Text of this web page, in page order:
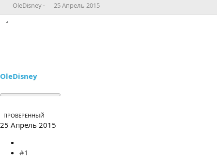
А
в
ы
OleDisney
Д
а
25 Апрель 2015
OleDisney
ПРОВЕРЕННЫЙ
25 Апрель 2015
#1